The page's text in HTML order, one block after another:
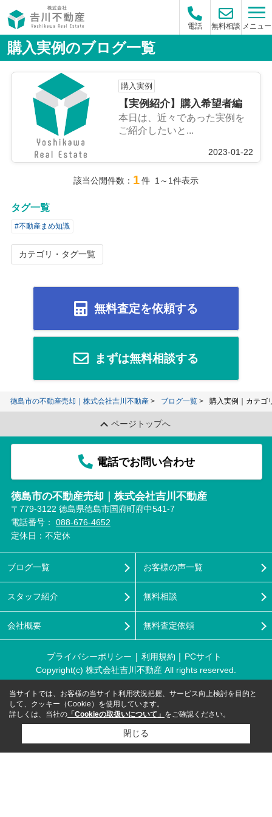
電話 無料相談 メニュー
購入実例のブログ一覧
購入実例
【実例紹介】購入希望者編
本日は、近々であった実例を
ご紹介したいと...
2023-01-22
該当公開件数： 1件 1～1件表示
タグ一覧
#不動産まめ知識
カテゴリ・タグ一覧
無料査定を依頼する
まずは無料相談する
徳島市の不動産売却｜株式会社吉川不動産 ブログ一覧 購入実例｜カテゴ
ページトップへ
電話でお問い合わせ
徳島市の不動産売却｜株式会社吉川不動産
〒779-3122 徳島県徳島市国府町府中541-7
電話番号： 088-676-4652
定休日：不定休
ブログ一覧
スタッフ紹介
会社概要
お客様の声一覧
無料相談
無料査定依頼
プライバシーポリシー 利用規約
PCサイト
Copyright(c) 株式会社吉川不動産 All rights reserved.
当サイトでは、お客様の当サイト利用状況把握、サービス向上検討を目的と
して、クッキー（Cookie）を使用しています。
詳しくは、当社の 「Cookieの取扱いについて」 をご確認ください。
閉じる